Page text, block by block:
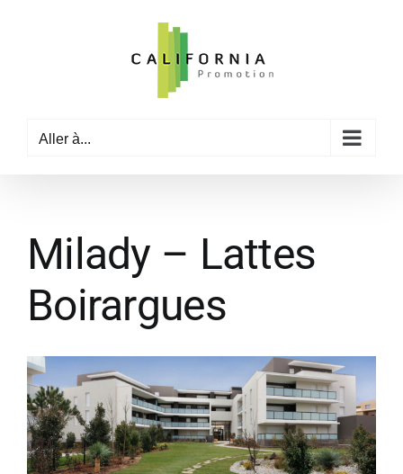
Aller à...
Milady – Lattes
Boirargues